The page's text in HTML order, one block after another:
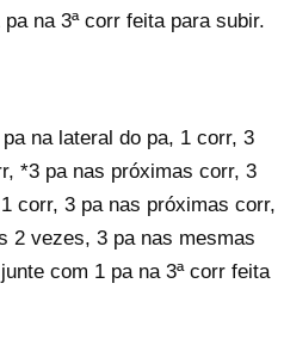
na 3ª corr feita para subir.
na lateral do pa, 1 corr, 3
*3 pa nas próximas corr, 3
corr, 3 pa nas próximas corr,
2 vezes, 3 pa nas mesmas
com 1 pa na 3ª corr feita